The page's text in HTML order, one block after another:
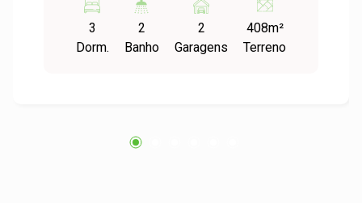
em São Leopoldo. O imóvel conta com 3 suítes,
jardim de inverno e living integrado, com salas
de estar e jantar conectadas e vista para o
Possui ainda gás central e água quente,
3
Dorm.
2
Banho
2
Garagens
408m²
Terreno